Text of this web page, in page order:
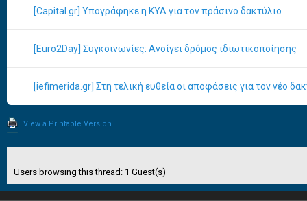
[Capital.gr] Υπογράφηκε η ΚΥΑ για τον πράσινο δακτύλιο
[Euro2Day] Συγκοινωνίες: Ανοίγει δρόμος ιδιωτικοποίησης
[iefimerida.gr] Στη τελική ευθεία οι αποφάσεις για τον νέο
View a Printable Version
Users browsing this thread: 1 Guest(s)